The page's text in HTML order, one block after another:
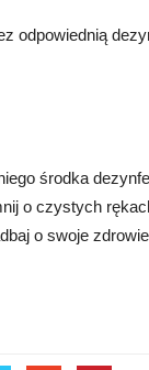
odpowiednią
środka
o czystych
o swoje